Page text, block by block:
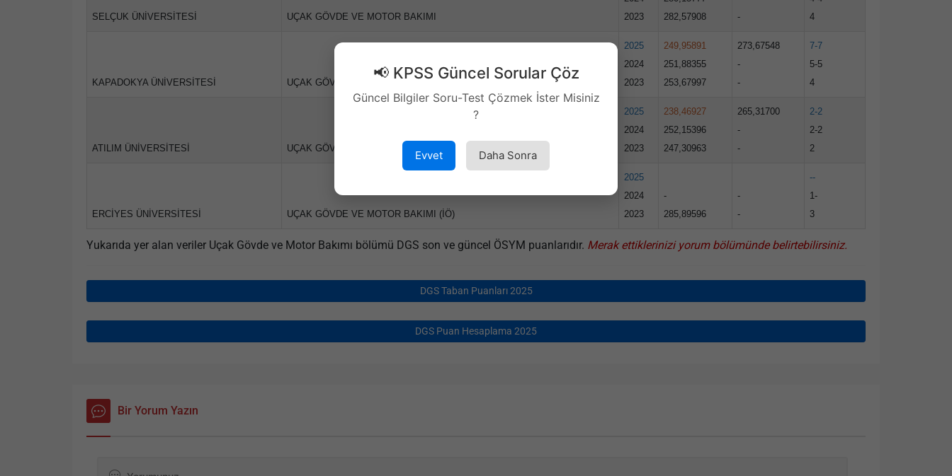
SELÇUK ÜNİVERSİTESİ UÇAK GÖVDE VE MOTOR BAKIMI
2023
282,57908
-
4
KAPADOKYA ÜNİVERSİTESİ UÇAK GÖVDE VE MOTOR BAKIMI (%25 İNDİRİMLİ)
2025
2024
2023
249,95891
251,88355
253,67997
273,67548
-
-
7-7
5-5
4
ATILIM ÜNİVERSİTESİ UÇAK GÖVDE VE MOTOR BAKIMI (İNGİLİZCE) (%25 İNDİRİMLİ)
2025
2024
2023
238,46927
252,15396
247,30963
265,31700
-
-
2-2
2-2
2
ERCİYES ÜNİVERSİTESİ UÇAK GÖVDE VE MOTOR BAKIMI (İÖ)
2025
2024
2023
-
285,89596
-
-
--
1-
3
Yukarıda yer alan veriler Uçak Gövde ve Motor Bakımı bölümü DGS son ve güncel ÖSYM puanlarıdır. Merak ettiklerinizi yorum bölümünde belirtebilirsiniz.
DGS Taban Puanları 2025
DGS Puan Hesaplama 2025
Bir Yorum Yazın
📢 KPSS Güncel Sorular Çöz
Güncel Bilgiler Soru-Test Çözmek İster Misiniz
?
Evvet Daha Sonra